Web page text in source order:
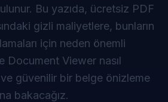
Bu yazıda, ücretsiz PDF
gizli maliyetlere, bunların
için neden önemli
Document Viewer nasıl
güvenilir bir belge önizleme
bakacağız.